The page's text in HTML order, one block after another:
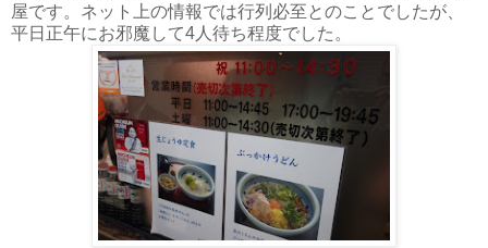
屋です。ネット上の情報では行列必至とのことでしたが、
平日正午にお邪魔して4人待ち程度でした。